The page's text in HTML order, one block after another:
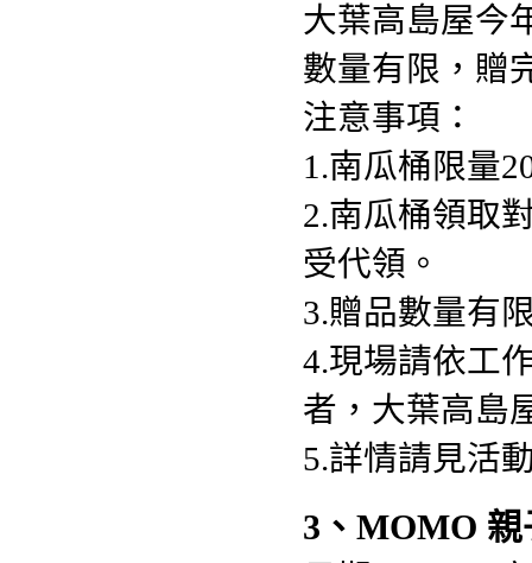
大葉高島屋今
數量有限，贈
注意事項：
1.南瓜桶限量
2.南瓜桶領取
受代領。
3.贈品數量有
4.現場請依工
者，大葉高島
5.詳情請見活
3、MOMO